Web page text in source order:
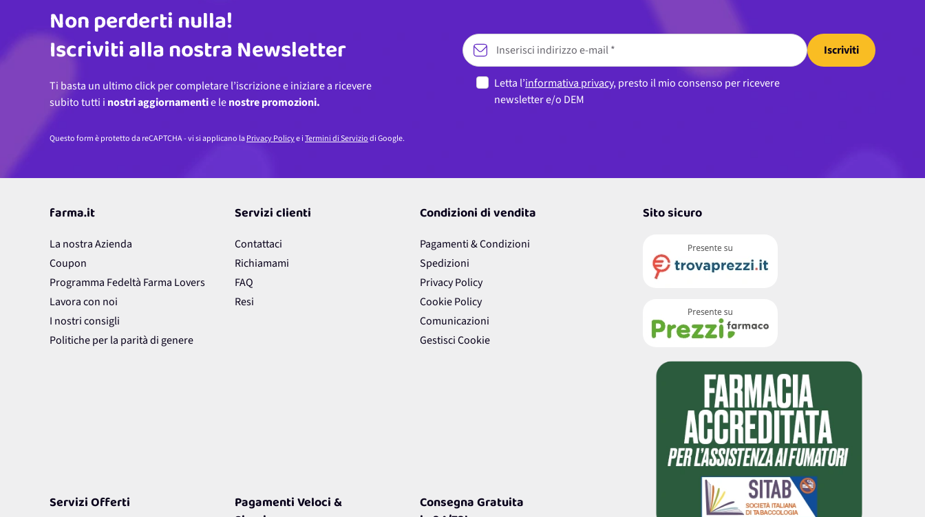
Indirizzo email
Non perderti nulla!
Iscriviti alla nostra Newsletter
Ti basta un ultimo click per completare l’iscrizione e iniziare a ricevere
subito tutti i nostri aggiornamentie lenostre promozioni.
Iscriviti
Letta l’informativa privacy, presto il mio consenso per ricevere
newsletter e/o DEM
Questo form è protetto da reCAPTCHA - vi si applicano laPrivacy Policye iTermini di Serviziodi Google.
farma.it
La nostra Azienda
Coupon
Programma Fedeltà Farma Lovers
Lavora con noi
I nostri consigli
Politiche per la parità di genere
Servizi clienti
Contattaci
Richiamami
FAQ
Resi
Condizioni di vendita
Pagamenti & Condizioni
Spedizioni
Privacy Policy
Cookie Policy
Comunicazioni
Gestisci Cookie
Servizi Offerti Pagamenti Veloci & Consegna Gratuita
Sito sicuro